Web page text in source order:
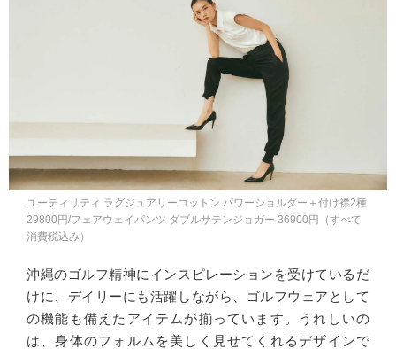
ユーティリティ ラグジュアリーコットン パワーショルダー＋付け襟2種
29800円/フェアウェイパンツ ダブルサテンジョガー 36900円（すべて
消費税込み）
沖縄のゴルフ精神にインスピレーションを受けているだ
けに、デイリーにも活躍しながら、ゴルフウェアとして
の機能も備えたアイテムが揃っています。うれしいの
は、身体のフォルムを美しく見せてくれるデザインで